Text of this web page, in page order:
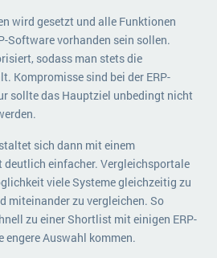
wird gesetzt und alle Funktionen
Software vorhanden sein sollen.
sodass man stets die
Kompromisse sind bei der ERP-
sollte das Hauptziel unbedingt nicht
sich dann mit einem
einfacher. Vergleichsportale
viele Systeme gleichzeitig zu
miteinander zu vergleichen. So
zu einer Shortlist mit einigen ERP-
engere Auswahl kommen.